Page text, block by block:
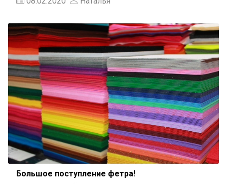
Большое поступление фетра!